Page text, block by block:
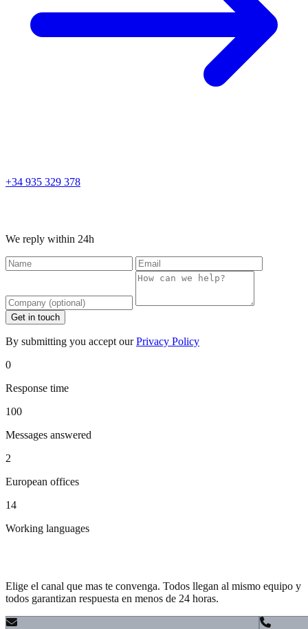
+34 935 329 378
We reply within 24h
Name
Email
Message
Get in touch
By submitting you accept ourPrivacy Policy
0
Response time
100
Messages answered
2
European offices
14
Working languages
Elige el canal que mas te convenga. Todos llegan al mismo equipo y
todos garantizan respuesta en menos de 24 horas.